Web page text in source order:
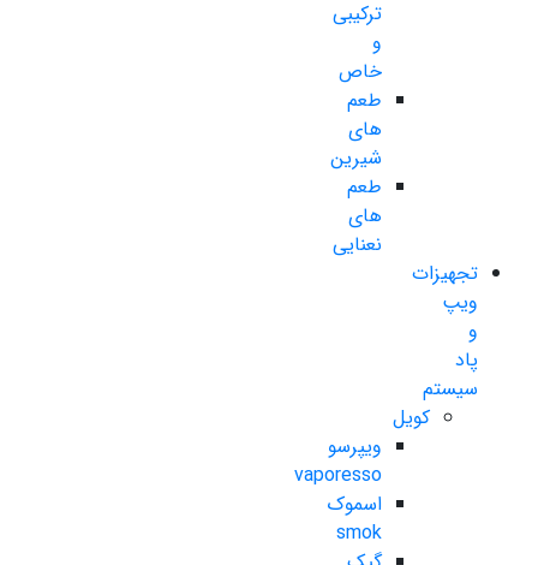
ترکیبی
و
خاص
طعم
های
شیرین
طعم
های
نعنایی
تجهیزات
ویپ
و
پاد
سیستم
کویل
ویپرسو
vaporesso
اسموک
smok